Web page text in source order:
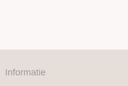
Informatie